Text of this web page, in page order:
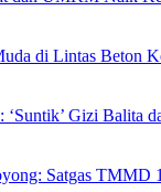
di Lintas Beton
Gizi Balita
Satgas TMMD